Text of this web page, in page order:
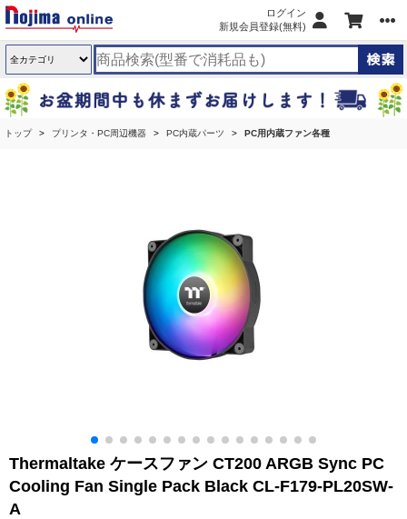
ログイン
新規会員登録(無料)
トップ プリンタ・PC周辺機器 PC内蔵パーツ PC用内蔵ファン各種
Thermaltake ケースファン CT200 ARGB Sync PC
Cooling Fan Single Pack Black CL-F179-PL20SW-
A